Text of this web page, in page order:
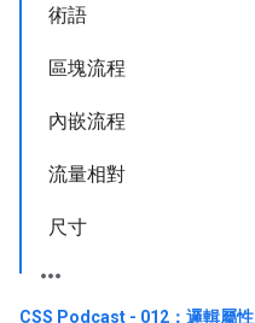
術語
區塊流程
內嵌流程
流量相對
尺寸
CSS Podcast - 012：邏輯屬性